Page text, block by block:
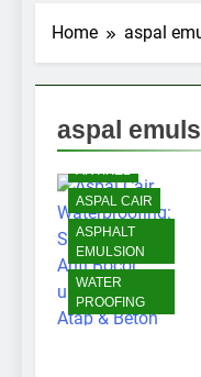
Home aspal
aspal
ASPAL CAIR
ASPHALT
EMULSION
WATER
PROOFING